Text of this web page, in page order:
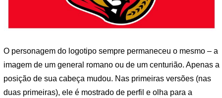
O personagem do logotipo sempre permaneceu o mesmo – a
imagem de um general romano ou de um centurião. Apenas a
posição de sua cabeça mudou. Nas primeiras versões (nas
duas primeiras), ele é mostrado de perfil e olha para a